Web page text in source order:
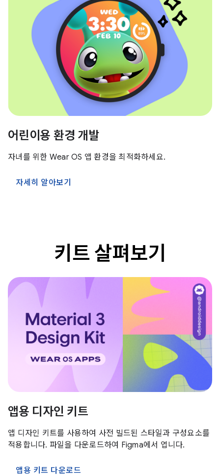
어린이용 환경 개발
자녀를 위한 Wear OS 앱 환경을 최적화하세요.
자세히 알아보기
키트 살펴보기
앱용 디자인 키트
앱 디자인 키트를 사용하여 사전 빌드된 스타일과 구성요소를
적용합니다. 파일을 다운로드하여 Figma에서 엽니다.
앱용 키트 다운로드